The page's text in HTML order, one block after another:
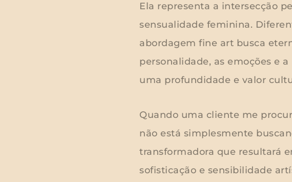
Ela representa a intersecção
sensualidade feminina.
abordagem fine art busca
personalidade, as emoções e
uma profundidade e valor
Quando uma cliente me
não está simplesmente
transformadora que resultará
sofisticação e sensibilidade